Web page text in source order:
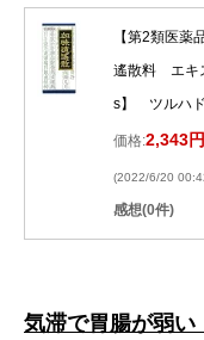
【第2類医
遙散料 エ
s】 ツルハ
価格:2,343円
(2022/6/20
感想(0件)
気滞で胃腸が弱い